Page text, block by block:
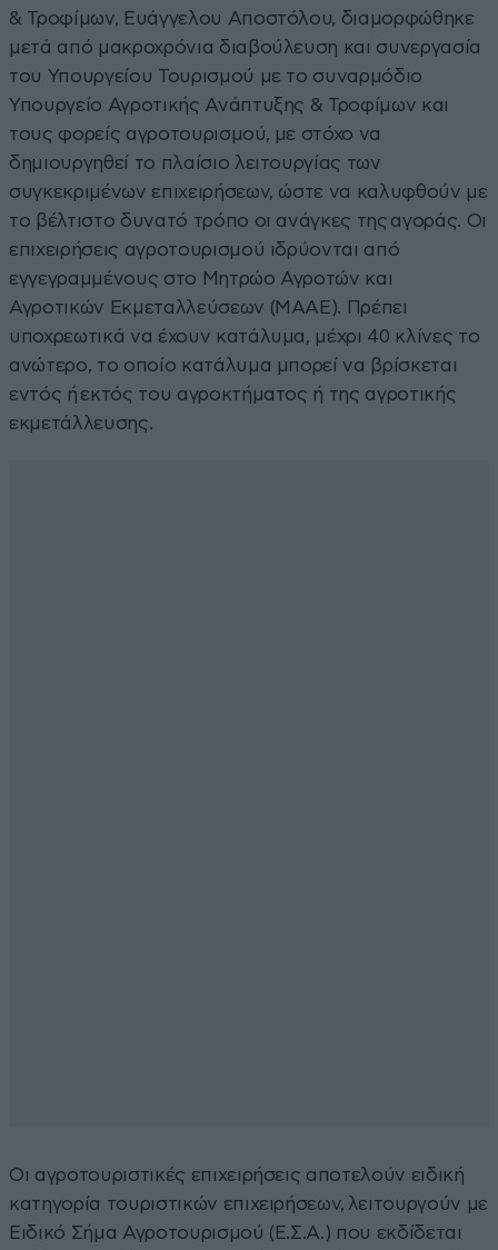
& Τροφίμων, Ευάγγελου Αποστόλου, διαμορφώθηκε
μετά από μακροχρόνια διαβούλευση και συνεργασία
του Υπουργείου Τουρισμού με το συναρμόδιο
Υπουργείο Αγροτικής Ανάπτυξης & Τροφίμων και
τους φορείς αγροτουρισμού, με στόχο να
δημιουργηθεί το πλαίσιο λειτουργίας των
συγκεκριμένων επιχειρήσεων, ώστε να καλυφθούν με
το βέλτιστο δυνατό τρόπο οι ανάγκες της αγοράς. Οι
επιχειρήσεις αγροτουρισμού ιδρύονται από
εγγεγραμμένους στο Μητρώο Αγροτών και
Αγροτικών Εκμεταλλεύσεων (ΜΑΑΕ). Πρέπει
υποχρεωτικά να έχουν κατάλυμα, μέχρι 40 κλίνες το
ανώτερο, το οποίο κατάλυμα μπορεί να βρίσκεται
εντός ή εκτός του αγροκτήματος ή της αγροτικής
εκμετάλλευσης.
Οι αγροτουριστικές επιχειρήσεις αποτελούν ειδική
κατηγορία τουριστικών επιχειρήσεων, λειτουργούν με
Ειδικό Σήμα Αγροτουρισμού (Ε.Σ.Α.) που εκδίδεται